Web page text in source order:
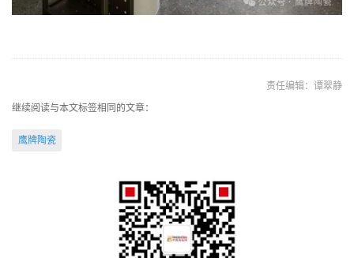
责任编辑：谭翠静
继续阅读与本文标签相同的文章：
鹰牌陶瓷